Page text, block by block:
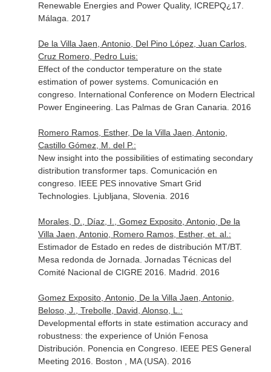
Renewable Energies and Power Quality, ICREPQ¿17.
Málaga. 2017
De la Villa Jaen, Antonio, Del Pino López, Juan Carlos,
Cruz Romero, Pedro Luis:
Effect of the conductor temperature on the state
estimation of power systems. Comunicación en
congreso. International Conference on Modern Electrical
Power Engineering. Las Palmas de Gran Canaria. 2016
Romero Ramos, Esther, De la Villa Jaen, Antonio,
Castillo Gómez, M. del P.:
New insight into the possibilities of estimating secondary
distribution transformer taps. Comunicación en
congreso. IEEE PES innovative Smart Grid
Technologies. Ljubljana, Slovenia. 2016
Morales, D., Díaz, I., Gomez Exposito, Antonio, De la
Villa Jaen, Antonio, Romero Ramos, Esther, et. al.:
Estimador de Estado en redes de distribución MT/BT.
Mesa redonda de Jornada. Jornadas Técnicas del
Comité Nacional de CIGRE 2016. Madrid. 2016
Gomez Exposito, Antonio, De la Villa Jaen, Antonio,
Beloso, J., Trebolle, David, Alonso, L.:
Developmental efforts in state estimation accuracy and
robustness: the experience of Unión Fenosa
Distribución. Ponencia en Congreso. IEEE PES General
Meeting 2016. Boston , MA (USA). 2016